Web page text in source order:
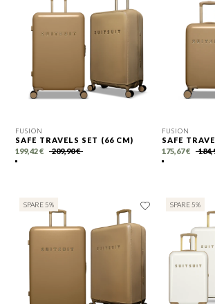
FUSION
SAFE TRAVELS SET (66 CM)
199,42 €
209,90 €
FUSION
SAFE
175,67 €
SPARE 5% SPARE 5%